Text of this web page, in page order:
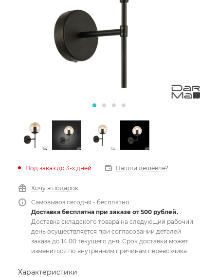
Под заказ до 3-х дней Нашли дешевле?
Хочу в подарок
Самовывоз сегодня - бесплатно.
Доставка бесплатна при заказе от 500 рублей.
Доставка складского товара на следующий рабочий
день осуществляется при согласовании деталей
заказа до 14.00 текущего дня. Срок доставки может
измениться по внутренним причинам перевозчика.
Характеристики